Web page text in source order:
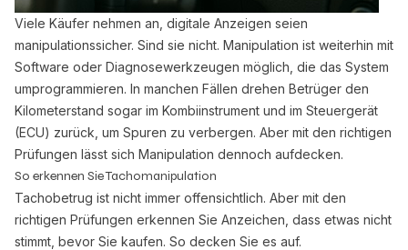
Viele Käufer nehmen an, digitale Anzeigen seien
manipulationssicher. Sind sie nicht. Manipulation ist weiterhin mit
Software oder Diagnosewerkzeugen möglich, die das System
umprogrammieren. In manchen Fällen drehen Betrüger den
Kilometerstand sogar im Kombiinstrument und im Steuergerät
(ECU) zurück, um Spuren zu verbergen. Aber mit den richtigen
Prüfungen lässt sich Manipulation dennoch aufdecken.
So erkennen Sie Tachomanipulation
Tachobetrug ist nicht immer offensichtlich. Aber mit den
richtigen Prüfungen erkennen Sie Anzeichen, dass etwas nicht
stimmt, bevor Sie kaufen. So decken Sie es auf.